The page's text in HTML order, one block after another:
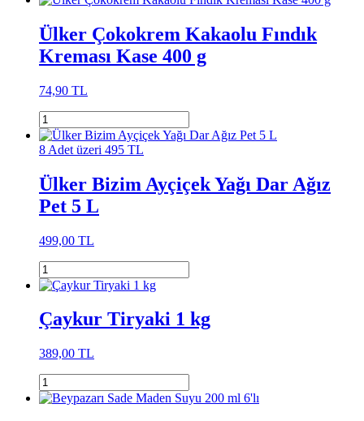
Ülker Çokokrem Kakaolu Fındık
Kreması Kase 400 g
74,90 TL
8 Adet üzeri 495 TL
Ülker Bizim Ayçiçek Yağı Dar Ağız
Pet 5 L
499,00 TL
Çaykur Tiryaki 1 kg
389,00 TL